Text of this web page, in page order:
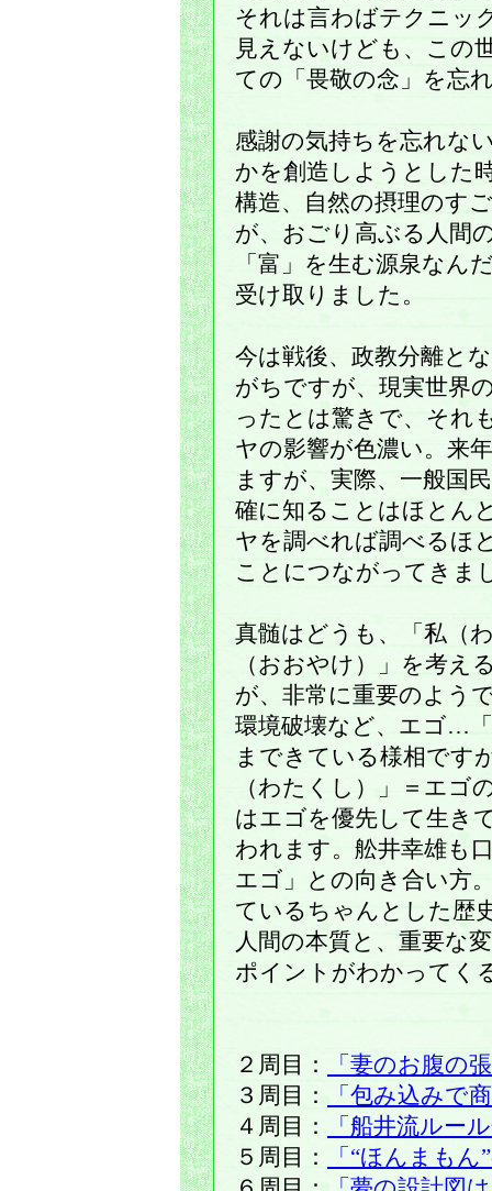
それは言わばテクニッ
見えないけども、この
ての「畏敬の念」を忘
感謝の気持ちを忘れな
かを創造しようとした
構造、自然の摂理のす
が、おごり高ぶる人間
「富」を生む源泉なん
受け取りました。
今は戦後、政教分離と
がちですが、現実世界
ったとは驚きで、それ
ヤの影響が色濃い。来
ますが、実際、一般国
確に知ることはほとん
ヤを調べれば調べるほ
ことにつながってきま
真髄はどうも、「私（
（おおやけ）」を考え
が、非常に重要のよう
環境破壊など、エゴ…
まできている様相です
（わたくし）」＝エゴ
はエゴを優先して生き
われます。舩井幸雄も
エゴ」との向き合い方
ているちゃんとした歴
人間の本質と、重要な
ポイントがわかってく
２周目：
「妻のお腹の
３周目：
「包み込みで
４周目：
「船井流ルー
５周目：
「“ほんまも